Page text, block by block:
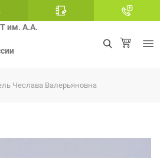
им. А.А.
Чеслава Валерьяновна